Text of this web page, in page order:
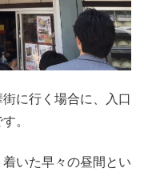
に行く場合に、入口
。
いた早々の昼間とい